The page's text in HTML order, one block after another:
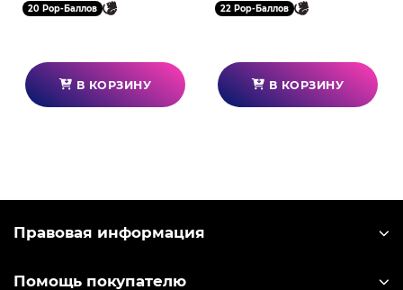
20 Pop-Баллов
В КОРЗИНУ
22 Pop-Баллов
В КОРЗИНУ
Правовая информация
Помощь покупателю